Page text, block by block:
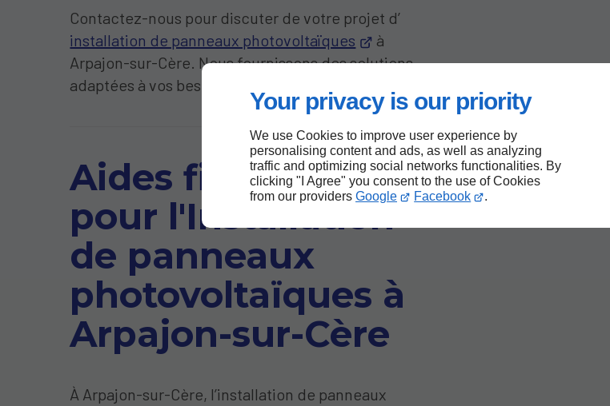
Your privacy is our priority
We use Cookies to improve user experience by
personalising content and ads, as well as analyzing
traffic and optimizing social networks functionalities. By
clicking "I Agree" you consent to the use of Cookies
from our providers Google Facebook .
Contactez-nous pour discuter de votre projet d’
installation de panneaux photovoltaïques
à
Arpajon-sur-Cère. Nous fournissons des solutions
adaptées à vos besoins énergétiques.
Aides financières
pour l'Installation
de panneaux
photovoltaïques à
Arpajon-sur-Cère
À Arpajon-sur-Cère, l’installation de panneaux